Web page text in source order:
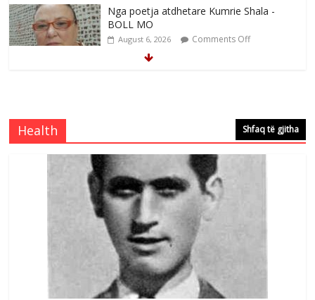
Nga poetja atdhetare Kumrie Shala -
BOLL MO
August 6, 2026 Comments Off
Brahim Çekaj njē veprimtar i respektuar i
çeshtjës kombëtare
August 5, 2026 Comments Off
Çlirimtari Mentor Mushkolaj nderohet
me mirenjohje nga Xhevdet Qeriqi Dega
e invalidëve në Fushë Kosovë
Health Shfaq të gjitha